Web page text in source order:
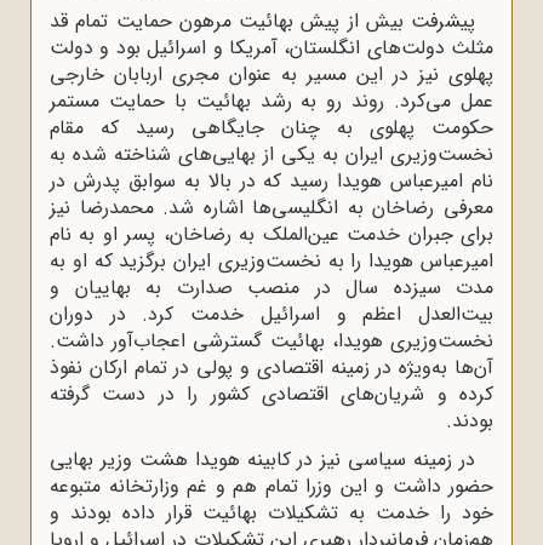
پیشرفت بیش ‌از پیش بهائیت مرهون حمایت تمام ‌قد
مثلث دولت‌های انگلستان، آمریکا و اسرائیل بود و دولت
پهلوی نیز در این مسیر به ‌عنوان مجری اربابان خارجی
عمل می‌کرد. روند رو به رشد بهائیت با حمایت مستمر
حکومت پهلوی به چنان جایگاهی رسید که مقام
نخست‌وزیری ایران به یکی از بهایی‌های شناخته‌ شده به
نام امیرعباس هویدا رسید که در بالا به سوابق پدرش در
معرفی رضاخان به انگلیسی‌ها اشاره شد. محمدرضا نیز
برای جبران خدمت عین‌الملک به رضاخان، پسر او به نام
امیرعباس هویدا را به نخست‌وزیری ایران برگزید که او به
مدت سیزده سال در منصب صدارت به بهاییان و
بیت‌العدل اعظم و اسرائیل خدمت کرد. در دوران
نخست‌وزیری هویدا، بهائیت گسترشی اعجاب‌آور داشت.
آن‌ها به‌ویژه در زمینه اقتصادی و پولی در تمام ارکان نفوذ
کرده و شریان‌های اقتصادی کشور را در دست گرفته
بودند.
در زمینه سیاسی نیز در کابینه هویدا هشت وزیر بهایی
حضور داشت و این وزرا تمام هم ‌و غم وزارتخانه متبوعه
خود را خدمت به تشکیلات بهائیت قرار داده بودند و